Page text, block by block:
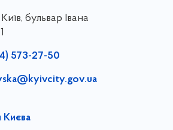
бульвар Івана
573-27-50
Києва